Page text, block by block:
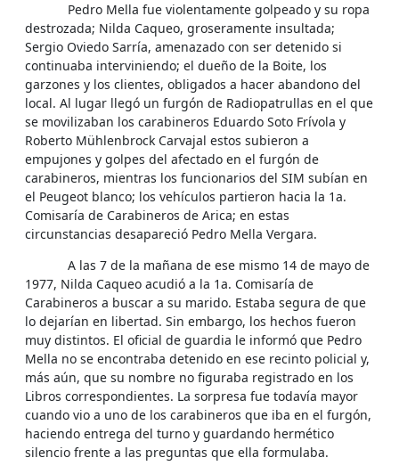
Pedro Mella fue violentamente golpeado y su ropa
destrozada; Nilda Caqueo, groseramente insultada;
Sergio Oviedo Sarría, amenazado con ser detenido si
continuaba interviniendo; el dueño de la Boite, los
garzones y los clientes, obligados a hacer abandono del
local. Al lugar llegó un furgón de Radiopatrullas en el que
se movilizaban los carabineros Eduardo Soto Frívola y
Roberto Mühlenbrock Carvajal estos subieron a
empujones y golpes del afectado en el furgón de
carabineros, mientras los funcionarios del SIM subían en
el Peugeot blanco; los vehículos partieron hacia la 1a.
Comisaría de Carabineros de Arica; en estas
circunstancias desapareció Pedro Mella Vergara.
A las 7 de la mañana de ese mismo 14 de mayo de
1977, Nilda Caqueo acudió a la 1a. Comisaría de
Carabineros a buscar a su marido. Estaba segura de que
lo dejarían en libertad. Sin embargo, los hechos fueron
muy distintos. El oficial de guardia le informó que Pedro
Mella no se encontraba detenido en ese recinto policial y,
más aún, que su nombre no figuraba registrado en los
Libros correspondientes. La sorpresa fue todavía mayor
cuando vio a uno de los carabineros que iba en el furgón,
haciendo entrega del turno y guardando hermético
silencio frente a las preguntas que ella formulaba.